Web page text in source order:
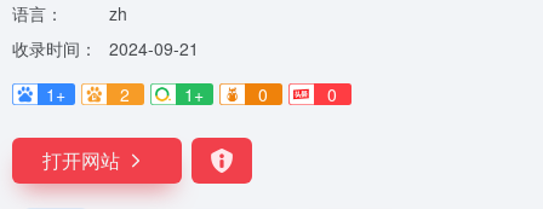
语言：
zh
收录时间：
2024-09-21
1+
2 1+ 0 0
打开网站